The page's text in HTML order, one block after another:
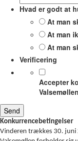
Hvad er godt at
At man
At man
At man
Verificering
Accepter
Konkurrencebetingelser
Vinderen trækkes 30. juni